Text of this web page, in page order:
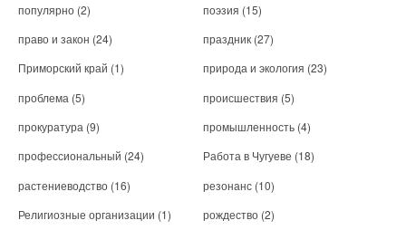
популярно (2) поэзия (15)
право и закон (24) праздник (27)
Приморский край (1) природа и экология (23)
проблема (5) происшествия (5)
прокуратура (9) промышленность (4)
профессиональный (24) Работа в Чугуеве (18)
растениеводство (16) резонанс (10)
Религиозные организации (1) рождество (2)